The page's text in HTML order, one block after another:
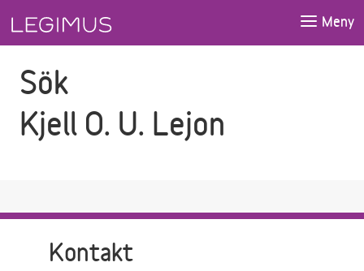
Meny
Sök
Kjell O. U. Lejon
Kontakt